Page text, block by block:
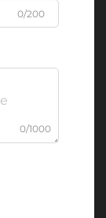
0/200
0/1000